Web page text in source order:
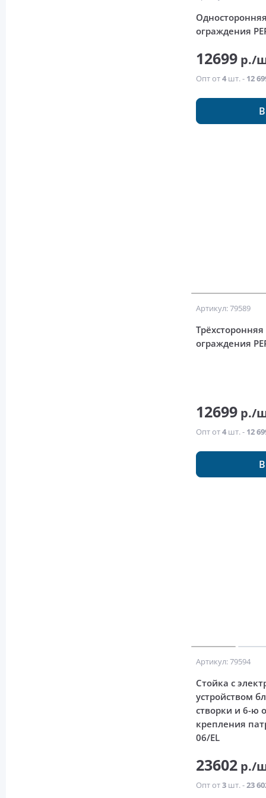
ограждения
12699 р./
Опт от4 шт. - 12
Артикул: 79589
ограждения
12699 р./
Опт от4 шт. - 12
Артикул: 79594
Стойка с
устройством
створки и 6-ю
крепления
06/EL
23602 р./
Опт от3 шт. -23